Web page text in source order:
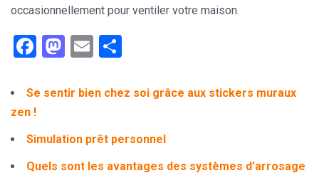
occasionnellement pour ventiler votre maison.
Facebook
Mastodon
Email
Se sentir bien chez soi grâce aux stickers muraux
zen !
Simulation prêt personnel
Quels sont les avantages des systèmes d’arrosage